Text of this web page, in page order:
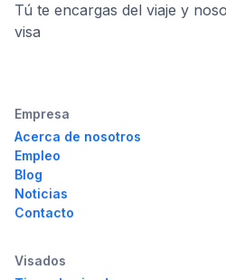
Tú te encargas del viaje y
visa
Empresa
Acerca de nosotros
Empleo
Blog
Noticias
Contacto
Visados